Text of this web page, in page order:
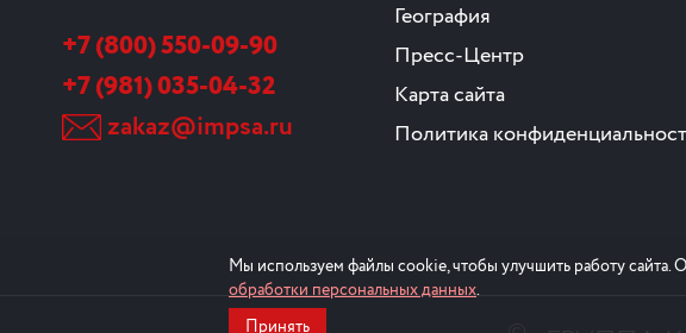
+7 (800) 550-09-90
+7 (981) 035-04-32
zakaz@impsa.ru
География
Пресс-Центр
Карта сайта
Политика
Мы используем файлы cookie, чтобы улучшить работу сайта.
обработки персональных данных.
Принять